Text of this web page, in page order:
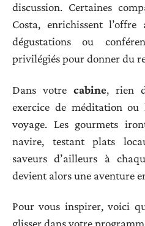
discussion. Certaines
Costa, enrichissent
dégustations ou
privilégiés pour donner du
Dans votre cabine, rien
exercice de méditation
voyage. Les gourmets
navire, testant plats
saveurs d’ailleurs à
devient alors une aventure
Pour vous inspirer, voici
glisser dans votre